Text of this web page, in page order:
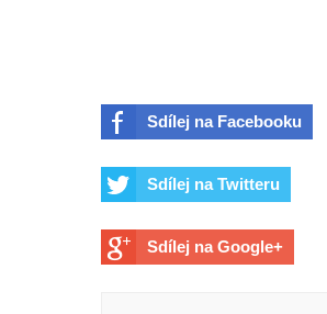
Sdílej na Facebooku
Sdílej na Twitteru
Sdílej na Google+